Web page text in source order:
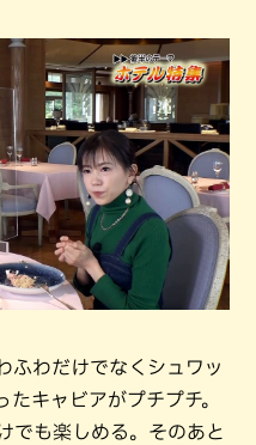
ふわだけでなくシュワッ
キャビアがプチプチ。
でも楽しめる。そのあと